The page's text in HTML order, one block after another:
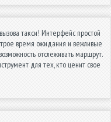
такси! Интерфейс простой
время ожидания и вежливые
отслеживать маршрут.
для тех, кто ценит свое